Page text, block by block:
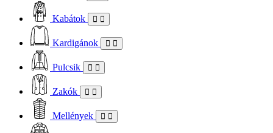
Kabátok
Kardigánok
Pulcsik
Zakók
Mellények